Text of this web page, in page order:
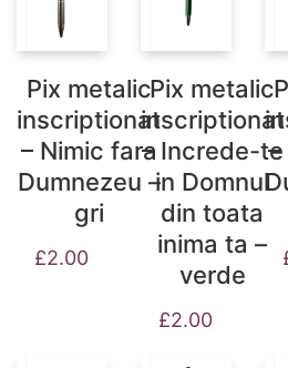
Pix metalic
inscriptionat
– Nimic fara
Dumnezeu –
gri
£2.00
Pix metalic
inscriptionat
– Increde-te
in Domnul
din toata
inima ta –
verde
£2.00
–